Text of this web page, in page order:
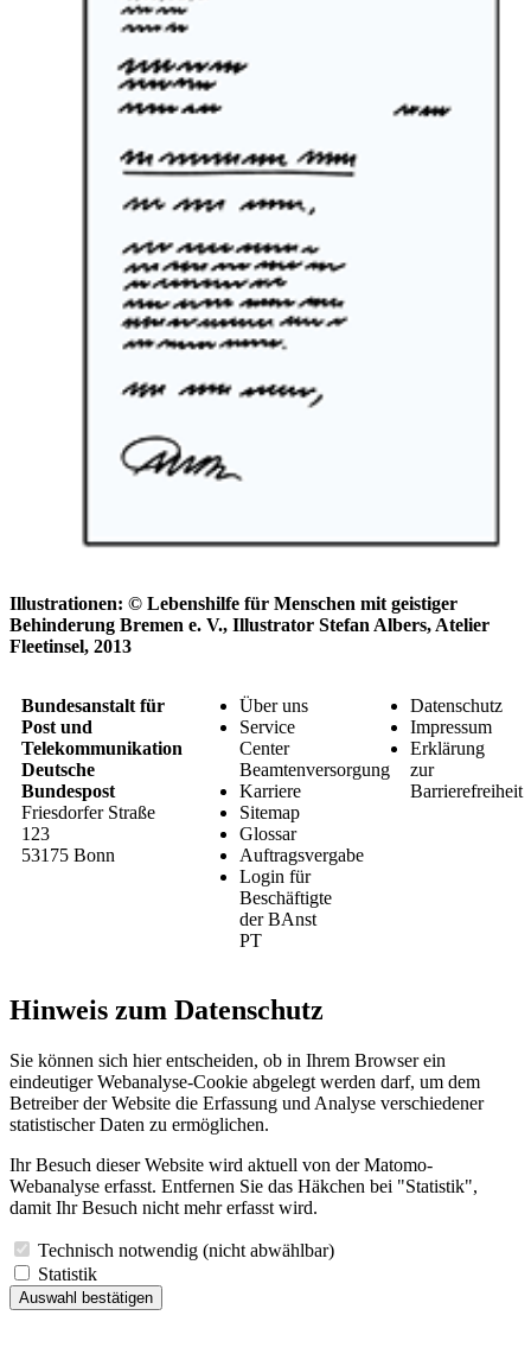
Illustrationen: © Lebenshilfe für Menschen mit geistiger
Behinderung Bremen e. V., Illustrator Stefan Albers, Atelier
Fleetinsel, 2013
Bundesanstalt für
Post und
Telekommunikation
Deutsche
Bundespost
Friesdorfer Straße
123
53175 Bonn
Über uns
Service
Center
Beamtenversorgung
Karriere
Sitemap
Glossar
Auftragsvergabe
Login für
Beschäftigte
der BAnst
PT
Datenschutz
Impressum
Erklärung
zur
Barrierefreiheit
Hinweis zum Datenschutz
Sie können sich hier entscheiden, ob in Ihrem Browser ein
eindeutiger Webanalyse-Cookie abgelegt werden darf, um dem
Betreiber der Website die Erfassung und Analyse verschiedener
statistischer Daten zu ermöglichen.
Ihr Besuch dieser Website wird aktuell von der Matomo-
Webanalyse erfasst. Entfernen Sie das Häkchen bei "Statistik",
damit Ihr Besuch nicht mehr erfasst wird.
Technisch notwendig (nicht abwählbar)
Statistik
Auswahl bestätigen